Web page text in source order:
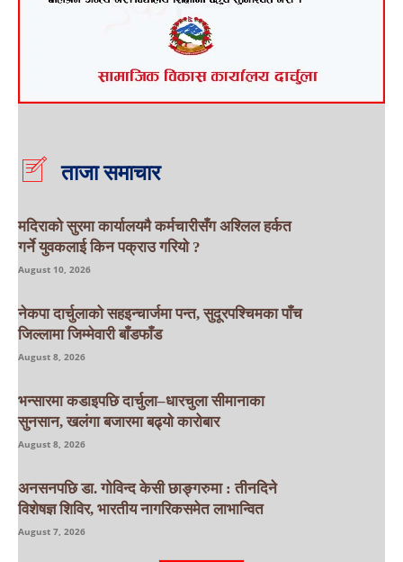
ताजा समाचार
मदिराको सुरमा कार्यालयमै कर्मचारीसँग अश्लिल हर्कत
गर्ने युवकलाई किन पक्राउ गरियाे ?
August 10, 2026
नेकपा दार्चुलाको सहइन्चार्जमा पन्त, सुदूरपश्चिमका पाँच
जिल्लामा जिम्मेवारी बाँडफाँड
August 8, 2026
भन्सारमा कडाइपछि दार्चुला–धारचुला सीमानाका
सुनसान, खलंगा बजारमा बढ्यो कारोबार
August 8, 2026
अनसनपछि डा. गोविन्द केसी छाङ्गरुमा : तीनदिने
विशेषज्ञ शिविर, भारतीय नागरिकसमेत लाभान्वित
August 7, 2026